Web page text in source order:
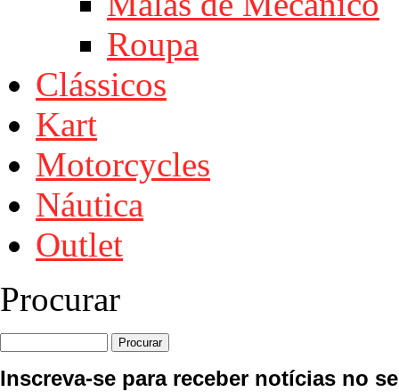
Roupa
Clássicos
Kart
Motorcycles
Náutica
Outlet
Procurar
Inscreva-se para receber notícias no